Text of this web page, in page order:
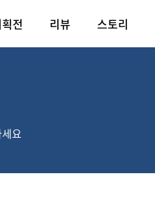
전 리뷰 스토리
요